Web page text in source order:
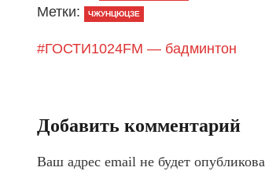
Метки: ЧЖУНЦЮЦЗЕ
#ГОСТИ1024FM — бадминтон
Добавить комментарий
Ваш адрес email не будет